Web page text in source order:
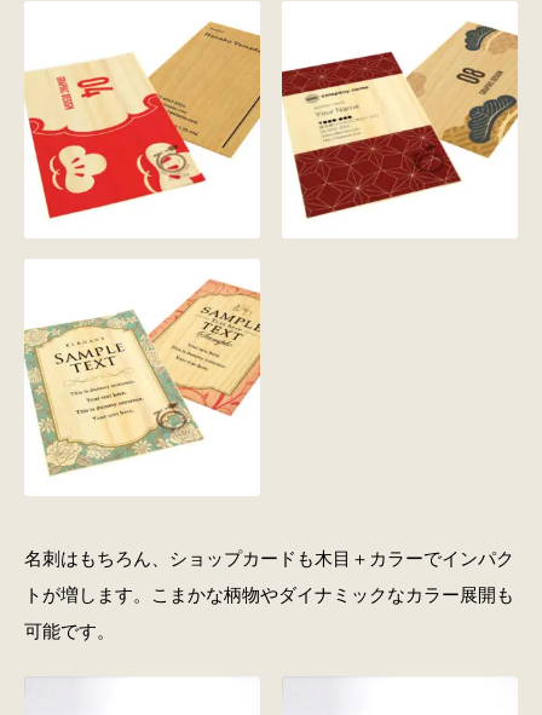
名刺はもちろん、ショップカードも木目＋カラーでインパク
トが増します。こまかな柄物やダイナミックなカラー展開も
可能です。